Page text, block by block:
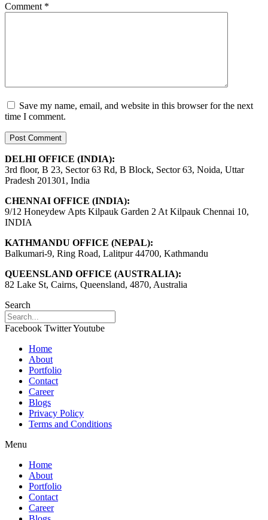
Comment *
Save my name, email, and website in this browser for the next
time I comment.
DELHI OFFICE (INDIA):
3rd floor, B 23, Sector 63 Rd, B Block, Sector 63, Noida, Uttar
Pradesh 201301, India
CHENNAI OFFICE (INDIA):
9/12 Honeydew Apts Kilpauk Garden 2 At Kilpauk Chennai 10,
INDIA
KATHMANDU OFFICE (NEPAL):
Balkumari-9, Ring Road, Lalitpur 44700, Kathmandu
QUEENSLAND OFFICE (AUSTRALIA):
82 Lake St, Cairns, Queensland, 4870, Australia
Search
Facebook TwitterYoutube
Home
About
Portfolio
Contact
Career
Blogs
Privacy Policy
Terms and Conditions
Menu
Home
About
Portfolio
Contact
Career